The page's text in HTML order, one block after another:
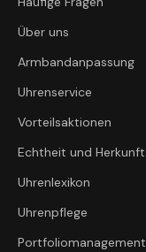
Über uns
Armbandanpassung
Uhrenservice
Vorteilsaktionen
Echtheit und Herkunft
Uhrenlexikon
Uhrenpflege
Portfoliomanagement